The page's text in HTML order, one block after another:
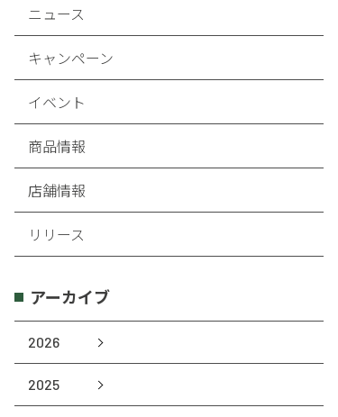
ニュース
キャンペーン
イベント
商品情報
店舗情報
リリース
アーカイブ
2026
2025